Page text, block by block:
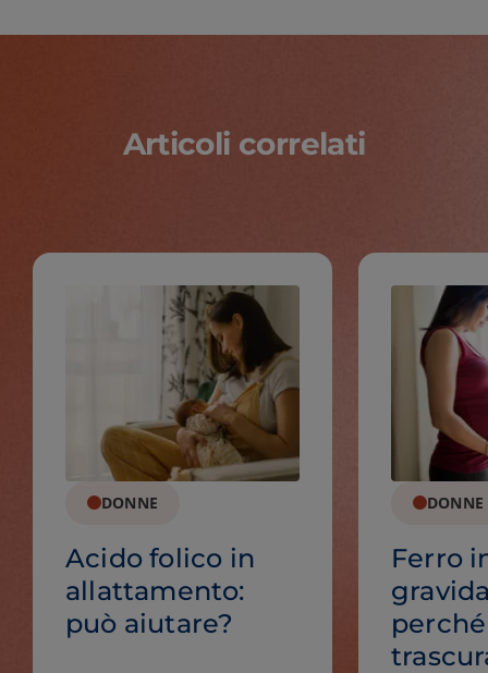
Articoli correlati
DONNE
Acido folico in
allattamento:
può aiutare?
DONNE
Ferro